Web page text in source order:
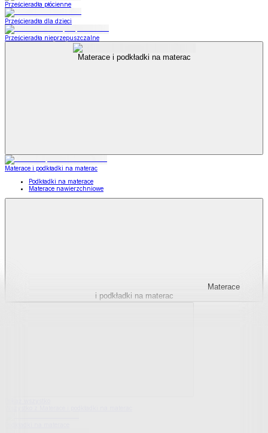
Prześcieradła płócienne
Prześcieradła dla dzieci
Prześcieradła nieprzepuszczalne
Materace i podkładki na materac
Materace i podkładki na materac
Podkładki na materace
Materace nawierzchniowe
Materace
i podkładki na materac